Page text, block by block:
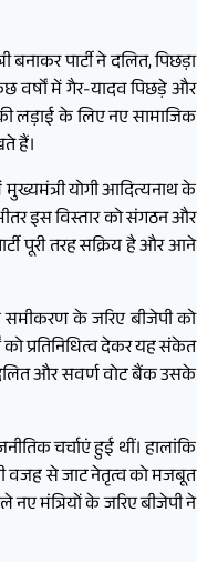
पार्टी ने दलित, पिछड़ा
वर्षों में गैर-यादव पिछड़े और
लड़ाई के लिए नए सामाजिक
हैं।
योगी आदित्यनाथ के
इस विस्तार को संगठन और
पूरी तरह सक्रिय है और आने
समीकरण के जरिए बीजेपी को
प्रतिनिधित्व देकर यह संकेत
दलित और सवर्ण वोट बैंक उसके
चर्चाएं हुई थीं। हालांकि
वजह से जाट नेतृत्व को मजबूत
मंत्रियों के जरिए बीजेपी ने